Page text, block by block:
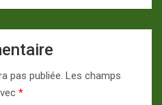
pas publiée. Les champs
*